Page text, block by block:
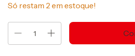
Só restam 2 em estoque!